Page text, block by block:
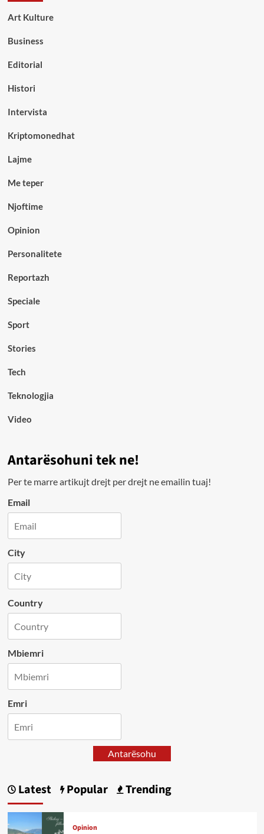
Art Kulture
Business
Editorial
Histori
Intervista
Kriptomonedhat
Lajme
Me teper
Njoftime
Opinion
Personalitete
Reportazh
Speciale
Sport
Stories
Tech
Teknologjia
Video
Antarësohuni tek ne!
Per te marre artikujt drejt per drejt ne emailin tuaj!
Email
City
Country
Mbiemri
Emri
Antarësohu
Latest Popular Trending
Opinion